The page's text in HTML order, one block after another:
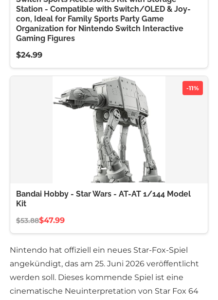
Station - Compatible with Switch/OLED & Joy-
con, Ideal for Family Sports Party Game
Organization for Nintendo Switch Interactive
Gaming Figures
$24.99
-11%
Bandai Hobby - Star Wars - AT-AT 1/144 Model
Kit
$53.88$47.99
Nintendo hat offiziell ein neues Star-Fox-Spiel
angekündigt, das am 25. Juni 2026 veröffentlicht
werden soll. Dieses kommende Spiel ist eine
cinematische Neuinterpretation von Star Fox 64